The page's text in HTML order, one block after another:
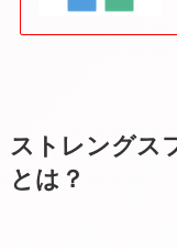
ストレングス
とは？